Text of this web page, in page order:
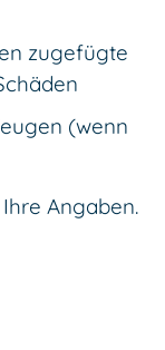
zugefügte
(wenn
Angaben.